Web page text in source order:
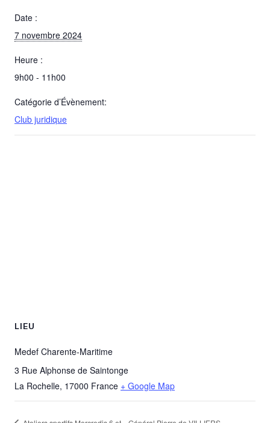
Date :
7 novembre 2024
Heure :
9h00 - 11h00
Catégorie d’Évènement:
Club juridique
LIEU
Medef Charente-Maritime
3 Rue Alphonse de Saintonge
La Rochelle, 17000 France + Google Map